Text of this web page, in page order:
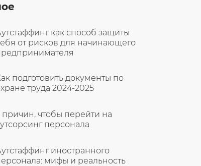
как способ защиты
от рисков для начинающего
подготовить документы по
труда 2024-2025
причин, чтобы перейти на
персонала
иностранного
мифы и реальность